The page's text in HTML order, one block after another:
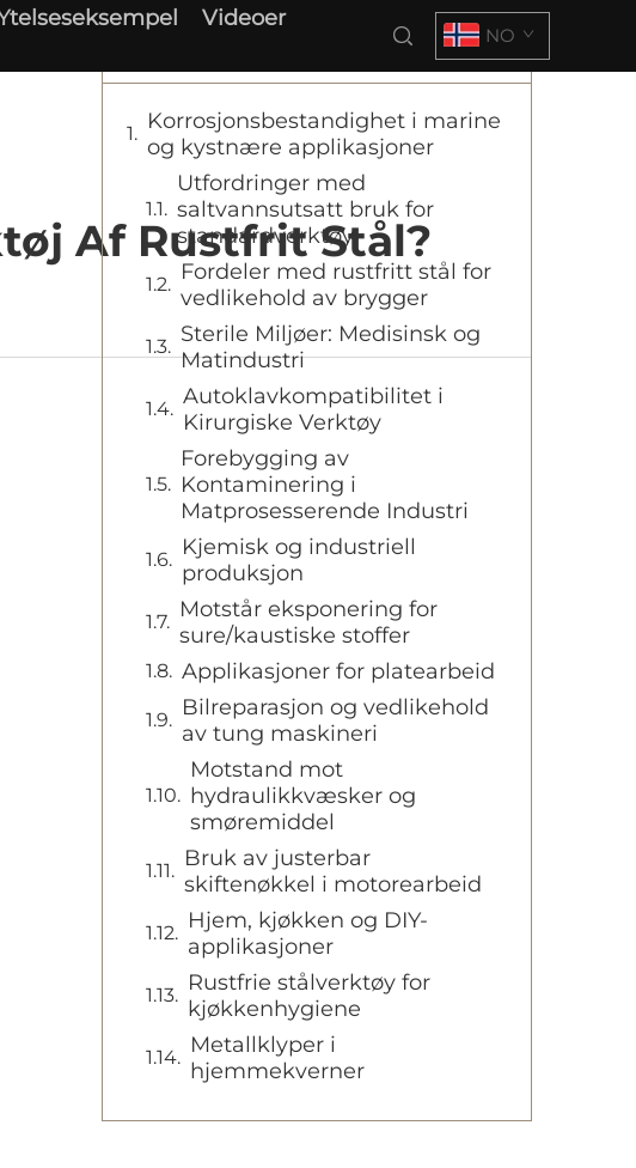
Videoer
NO
Af Rustfrit Stål?
Korrosjonsbestandighet i marine
og kystnære applikasjoner
Utfordringer med
saltvannsutsatt bruk for
standardverktøy
Fordeler med rustfritt stål for
vedlikehold av brygger
Sterile Miljøer: Medisinsk og
Matindustri
Autoklavkompatibilitet i
Kirurgiske Verktøy
Forebygging av
Kontaminering i
Matprosesserende Industri
Kjemisk og industriell
produksjon
Motstår eksponering for
sure/kaustiske stoffer
Applikasjoner for platearbeid
Bilreparasjon og vedlikehold
av tung maskineri
Motstand mot
hydraulikkvæsker og
smøremiddel
Bruk av justerbar
skiftenøkkel i motorearbeid
Hjem, kjøkken og DIY-
applikasjoner
Rustfrie stålverktøy for
kjøkkenhygiene
Metallklyper i
hjemmekverner